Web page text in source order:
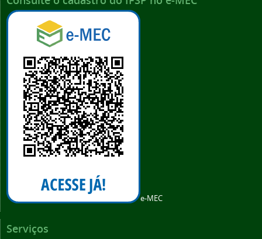
e-MEC
Serviços